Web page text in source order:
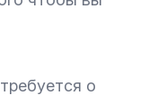
о